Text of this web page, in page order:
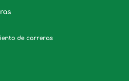
de carreras